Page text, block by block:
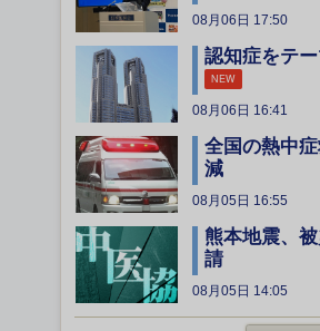
08月06日 17:50
認知症をテ
NEW
08月06日 16:41
全国の熱中
減
08月05日 16:55
熊本地震、
請
08月05日 14:05